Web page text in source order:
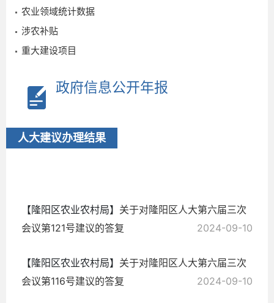
农业领域统计数据
涉农补贴
重大建设项目
政府信息公开年报
人大建议办理结果
【隆阳区农业农村局】 关于对隆阳区人大第六届三次
会议第121号建议的答复
2024-09-10
【隆阳区农业农村局】 关于对隆阳区人大第六届三次
会议第116号建议的答复
2024-09-10